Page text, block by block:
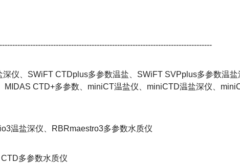
仪、 SWiFT CTDplus多参数温盐、 SWiFT SVPplus多参数温盐
MIDAS CTD+多参数、 miniCT温盐仪、 miniCTD温盐深仪、
温盐深仪、 RBRmaestro3多参数水质仪
多参数水质仪